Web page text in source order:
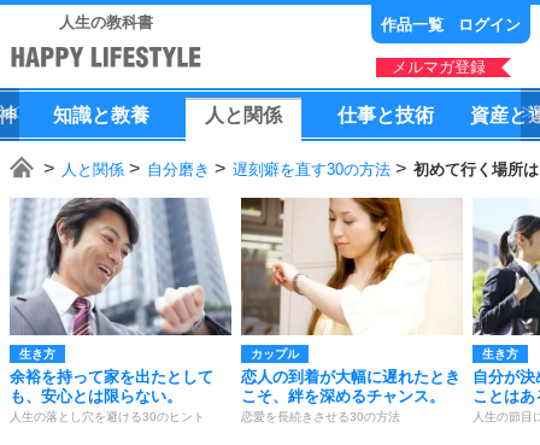
人生の教科書 作品一覧 ログイン
メルマガ登録
知識と教養 人 と 関係 仕事と技術 資産と
人と関係 自分磨き 遅刻癖を直す30の方法 初めて行く場所
生き方
余裕を持って家を出たとして
も、安心とは限らない。
人生の落とし穴を避ける30のヒント
カップル
恋人の到着が大幅に遅れたとき
こそ、絆を深めるチャンス。
恋愛を長続きさせる30の方法
生き方
自分が
ことはあ
人生の節目